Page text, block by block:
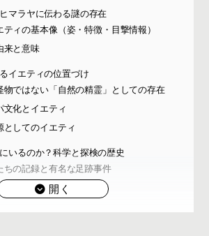
マラヤに伝わる謎の存在
ティの基本像（姿・特徴・目撃情報）
来と意味
イエティの位置づけ
物ではない「自然の精霊」としての存在
文化とイエティ
としてのイエティ
いるのか？科学と探検の歴史
ちの記録と有名な足跡事件
？誤認説の検証